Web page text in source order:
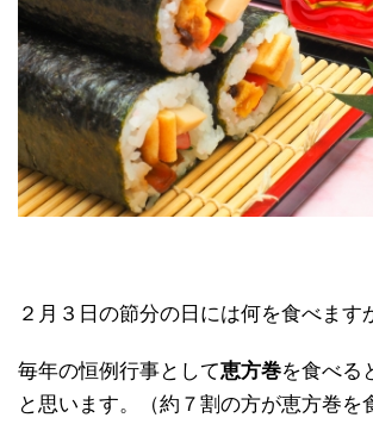
２月３日の節分の日には何を食べます
毎年の恒例行事として恵方巻を食べる
と思います。（約７割の方が恵方巻を